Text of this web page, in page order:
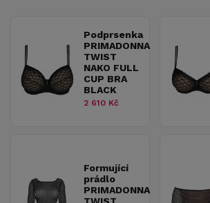
Podprsenka
PRIMADONNA
TWIST
NAKO FULL
CUP BRA
BLACK
2 610 Kč
Formující
prádlo
PRIMADONNA